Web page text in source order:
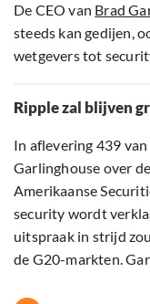
De CEO van Brad
steeds kan gedijen,
wetgevers tot
Ripple zal blijven
In aflevering 439 van
Garlinghouse over
Amerikaanse
security wordt
uitspraak in strijd
de G20-markten.